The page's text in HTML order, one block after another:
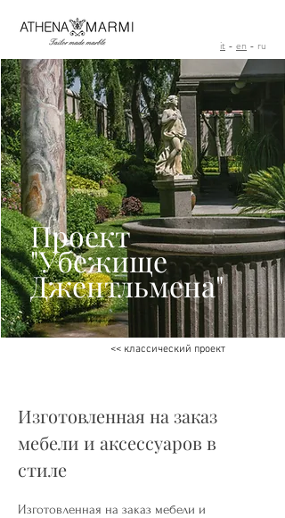
it - en - ru
Проект
"Убежище
Джентльмена"
<< классический проект
Изготовленная на заказ
мебели и аксессуаров в
стиле
Изготовленная на заказ мебели и